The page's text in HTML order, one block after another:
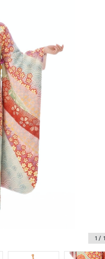
ンタ
1 /